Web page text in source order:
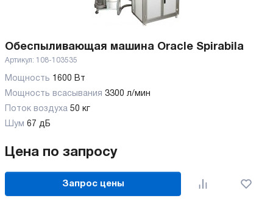
Обеспыливающая машина Oracle Spirabila
Артикул: 108-103535
Мощность 1600 Вт
Мощность всасывания 3300 л/мин
Поток воздуха 50 кг
Шум 67 дБ
Цена по запросу
Запрос цены